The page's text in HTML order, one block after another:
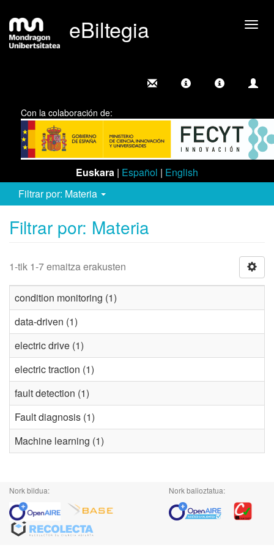
eBiltegia
Con la colaboración de:
Euskara | Español | English
Filtrar por: Materia
Filtrar por: Materia
1-tik 1-7 emaitza erakusten
condition monitoring (1)
data-driven (1)
electric drive (1)
electric traction (1)
fault detection (1)
Fault diagnosis (1)
Machine learning (1)
Nork bildua: Nork balioztatua: